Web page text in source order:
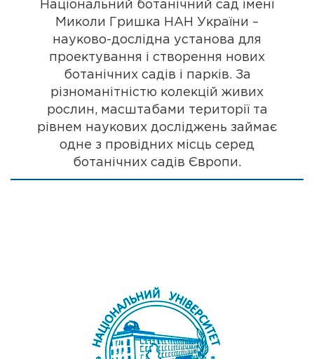
Національний ботанічний сад імені
Миколи Гришка НАН України –
науково-дослідна установа для
проектування і створення нових
ботанічних садів і парків. За
різноманітністю колекцій живих
рослин, масштабами території та
рівнем наукових досліджень займає
одне з провідних місць серед
ботанічних садів Європи.